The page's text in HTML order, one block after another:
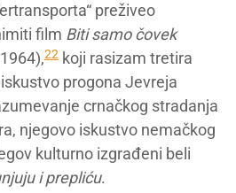
preživeo
film Biti samo čovek
22 koji rasizam tretira
progona Jevreja
crnačkog stradanja
njegovo iskustvo nemačkog
kulturno izgrađeni beli
i prepliću.